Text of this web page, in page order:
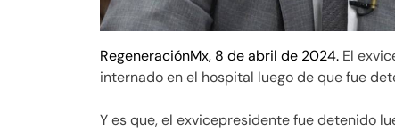
RegeneraciónMx, 8 de abril de 2024. El
internado en el hospital luego de que fue
Y es que, el exvicepresidente fue detenido